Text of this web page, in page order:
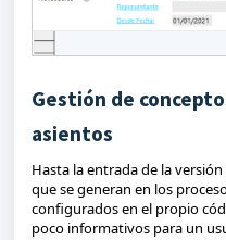
Gestión de
asientos
Hasta la entrada de la
que se generan en los
configurados en el propio
poco informativos para un